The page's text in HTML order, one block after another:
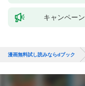
キャンペーン
漫画無料試し読みならdブック